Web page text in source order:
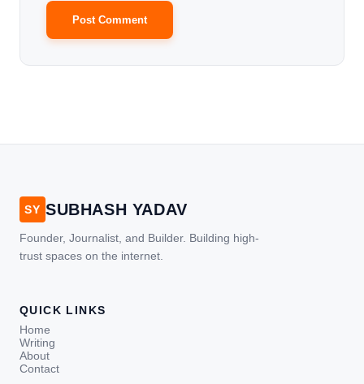
SY SUBHASH YADAV
Founder, Journalist, and Builder. Building high-
trust spaces on the internet.
QUICK LINKS
Home
Writing
About
Contact